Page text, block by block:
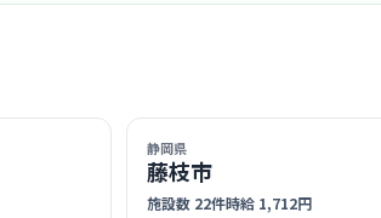
事ができます。
しく見る
この周辺の募集を確認 →
静岡県
藤枝市
施設数 22件時給 1,712円